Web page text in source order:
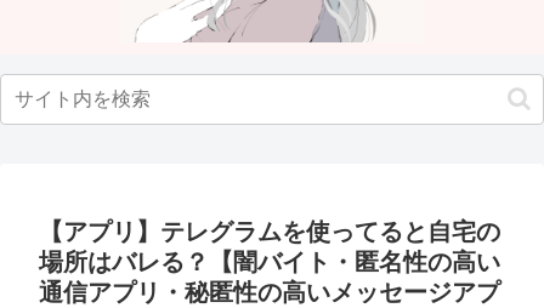
【アプリ】テレグラムを使ってると自宅の
場所はバレる？【闇バイト・匿名性の高い
通信アプリ・秘匿性の高いメッセージアプ